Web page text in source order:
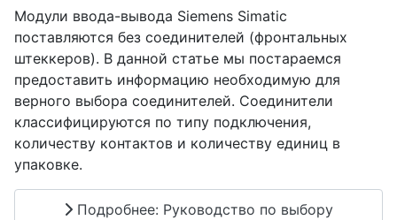
Модули ввода-вывода Siemens Simatic
поставляются без соединителей (фронтальных
штеккеров). В данной статье мы постараемся
предоставить информацию необходимую для
верного выбора соединителей. Соединители
классифицируются по типу подключения,
количеству контактов и количеству единиц в
упаковке.
Подробнее: Руководство по выбору